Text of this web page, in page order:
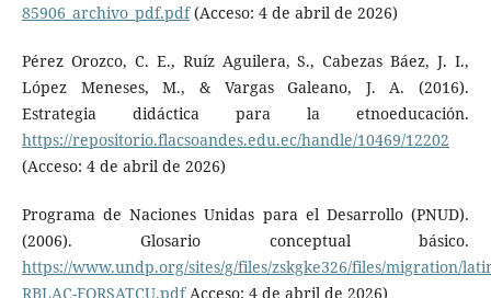
85906_archivo_pdf.pdf(Acceso: 4 de abril de 2026)
Pérez Orozco, C. E., Ruíz Aguilera, S., Cabezas Báez, J. I.,
López Meneses, M., & Vargas Galeano, J. A. (2016).
Estrategia didáctica para la etnoeducación.
https://repositorio.flacsoandes.edu.ec/handle/10469/12202
(Acceso: 4 de abril de 2026)
Programa de Naciones Unidas para el Desarrollo (PNUD).
(2006). Glosario conceptual básico.
https://www.undp.org/sites/g/files/zskgke326/files/migration/
RBLAC-FORSATCU.pdfAcceso: 4 de abril de 2026)